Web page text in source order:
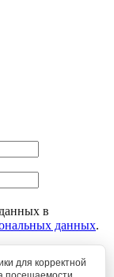
в
данных.
для корректной